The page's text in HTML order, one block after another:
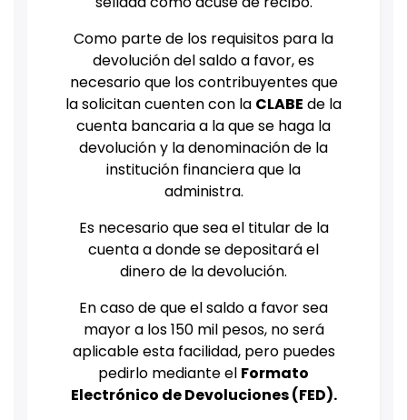
Como parte de los requisitos para la
devolución del saldo a favor, es
necesario que los contribuyentes que
la solicitan cuenten con la CLABE de la
cuenta bancaria a la que se haga la
devolución y la denominación de la
institución financiera que la
administra.
Es necesario que sea el titular de la
cuenta a donde se depositará el
dinero de la devolución.
En caso de que el saldo a favor sea
mayor a los 150 mil pesos, no será
aplicable esta facilidad, pero puedes
pedirlo mediante el Formato
Electrónico de Devoluciones (FED).